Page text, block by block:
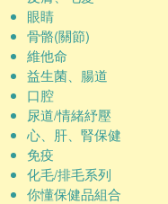
眼睛
骨骼(關節)
維他命
益生菌、腸道
口腔
尿道/情緒紓壓
心、肝、腎保健
免疫
化毛/排毛系列
你懂保健品組合